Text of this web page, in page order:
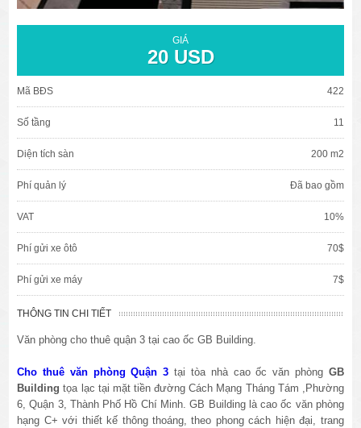
GIÁ
20 USD
Mã BĐS 422
Số tầng 11
Diện tích sàn 200 m2
Phí quản lý Đã bao gồm
VAT 10%
Phí gửi xe ôtô 70$
Phí gửi xe máy 7$
THÔNG TIN CHI TIẾT
Văn phòng cho thuê quận 3 tại cao ốc GB Building.
Cho thuê văn phòng Quận 3tại tòa nhà cao ốc văn phòng GB
Buildingtọa lạc tại mặt tiền đường Cách Mạng Tháng Tám ,Phường
6, Quận 3, Thành Phố Hồ Chí Minh. GB Building là cao ốc văn phòng
hạng C+ với thiết kế thông thoáng, theo phong cách hiện đại, trang